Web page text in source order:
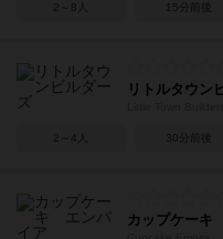
2～8人 15分前後
リトルタウン
2～4人 30分前後
カップケー